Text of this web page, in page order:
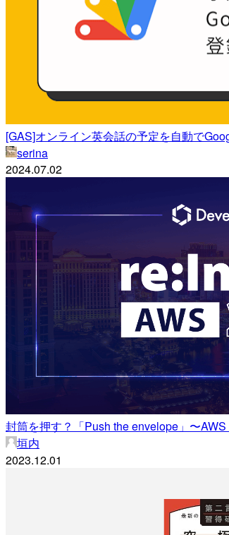
[GAS]オンライン英会話の予定を自動で
serina
2024.07.02
封筒を押す？「Push the envelope」〜
垣内
2023.12.01